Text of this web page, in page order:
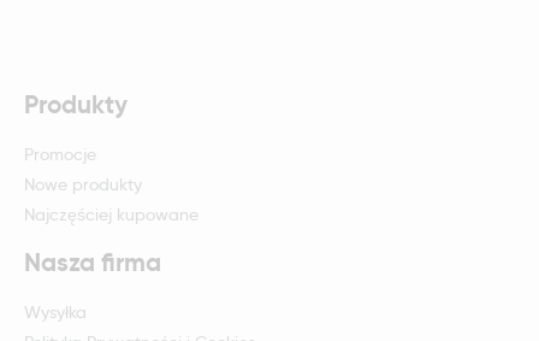
Produkty
Promocje
Nowe produkty
Najczęściej kupowane
Nasza firma
Wysyłka